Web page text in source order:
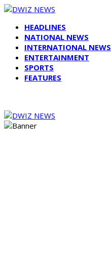
HEADLINES
NATIONAL NEWS
INTERNATIONAL NEWS
ENTERTAINMENT
SPORTS
FEATURES